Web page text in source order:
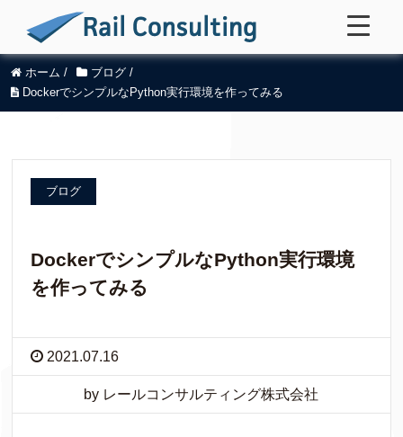
ホーム / ブログ /
DockerでシンプルなPython実行環境を作ってみる
ブログ
DockerでシンプルなPython実行環境
を作ってみる
2021.07.16
by レールコンサルティング株式会社